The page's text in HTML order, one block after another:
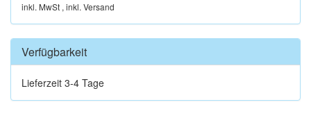
inkl. MwSt , inkl. Versand
Verfügbarkeit
Lieferzeit 3-4 Tage